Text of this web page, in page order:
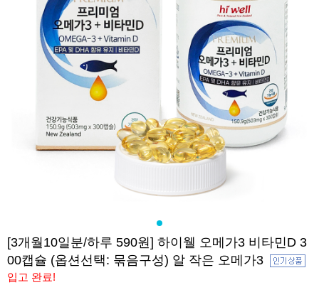
[3개월10일분/하루 590원] 하이웰 오메가3 비타민D 3
00캡슐 (옵션선택: 묶음구성) 알 작은 오메가3
입고 완료!